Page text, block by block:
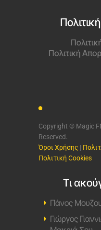
Πολιτική
Copyright © Magic
Reserved.
Όροι Χρήσης |
Πολιτική Cookies
Τι
Πάνος
Γιώργος